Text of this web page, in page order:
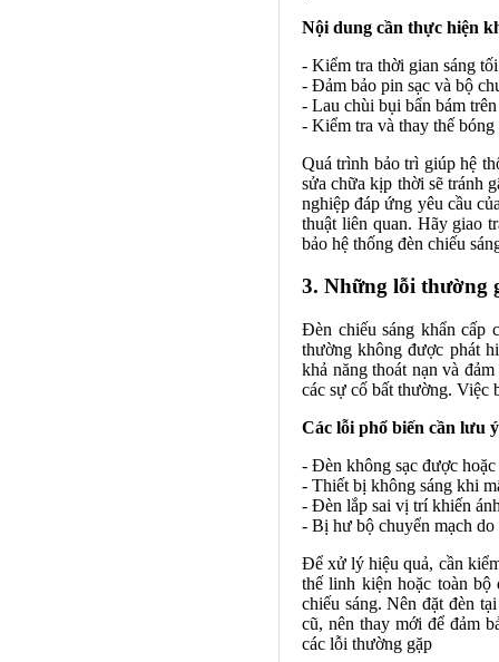
Nội dung cần thực hiện
- Kiểm tra thời gian sáng
- Đảm bảo pin sạc và bộ
- Lau chùi bụi bẩn bám
- Kiểm tra và thay thế
Quá trình bảo trì giúp hệ
sửa chữa kịp thời sẽ tránh
nghiệp đáp ứng yêu cầu
thuật liên quan. Hãy giao
bảo hệ thống đèn chiếu
3. Những lỗi thường
Đèn chiếu sáng khẩn cấp
thường không được phát
khả năng thoát nạn và
các sự cố bất thường. Việc
Các lỗi phổ biến cần lưu
- Đèn không sạc được
- Thiết bị không sáng khi
- Đèn lắp sai vị trí khiến
- Bị hư bộ chuyển mạch
Để xử lý hiệu quả, cần
thế linh kiện hoặc toàn
chiếu sáng. Nên đặt đèn
cũ, nên thay mới để đảm
các lỗi thường gặp